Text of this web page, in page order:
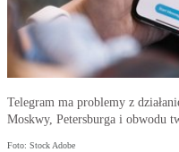
Telegram ma problemy z
Moskwy, Petersburga i obwodu
Foto: Stock Adobe